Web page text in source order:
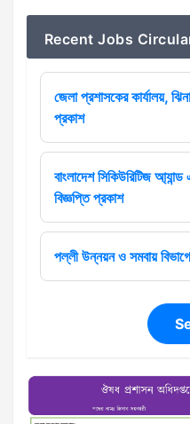
Recent Jobs
জেলা প্রশাসকের কার্যালয়,
প্রকাশ
বাংলাদেশ সিকিউরিটিজ
বিজ্ঞপ্তি প্রকাশ
পল্লী উন্নয়ন ও সমবায়